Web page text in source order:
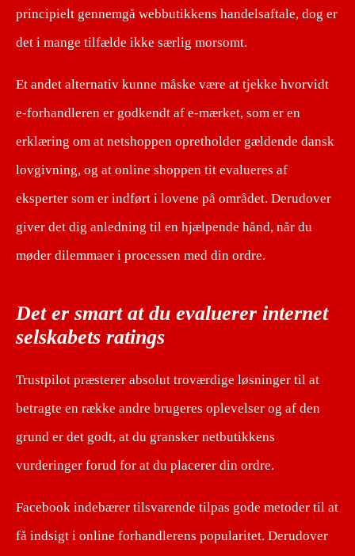
principielt gennemgå webbutikkens handelsaftale, dog er
det i mange tilfælde ikke særlig morsomt.
Et andet alternativ kunne måske være at tjekke hvorvidt
e-forhandleren er godkendt af e-mærket, som er en
erklæring om at netshoppen opretholder gældende dansk
lovgivning, og at online shoppen tit evalueres af
eksperter som er indført i lovene på området. Derudover
giver det dig anledning til en hjælpende hånd, når du
møder dilemmaer i processen med din ordre.
Det er smart at du evaluerer internet
selskabets ratings
Trustpilot præsterer absolut troværdige løsninger til at
betragte en række andre brugeres oplevelser og af den
grund er det godt, at du gransker netbutikkens
vurderinger forud for at du placerer din ordre.
Facebook indebærer tilsvarende tilpas gode metoder til at
få indsigt i online forhandlerens popularitet. Derudover